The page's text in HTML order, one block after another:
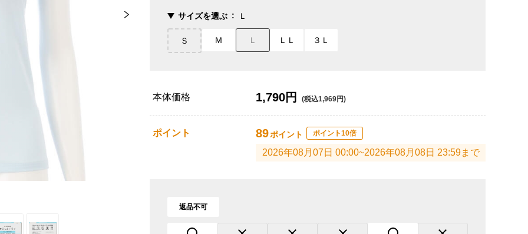
サイズを選ぶ Ｌ
Ｓ Ｍ Ｌ ＬＬ ３Ｌ
本体価格 1,790円 (税込1,969円)
ポイント 89ポイント ポイント10倍
2026年08月07日 00:00~2026年08月08日 23:59まで
返品不可